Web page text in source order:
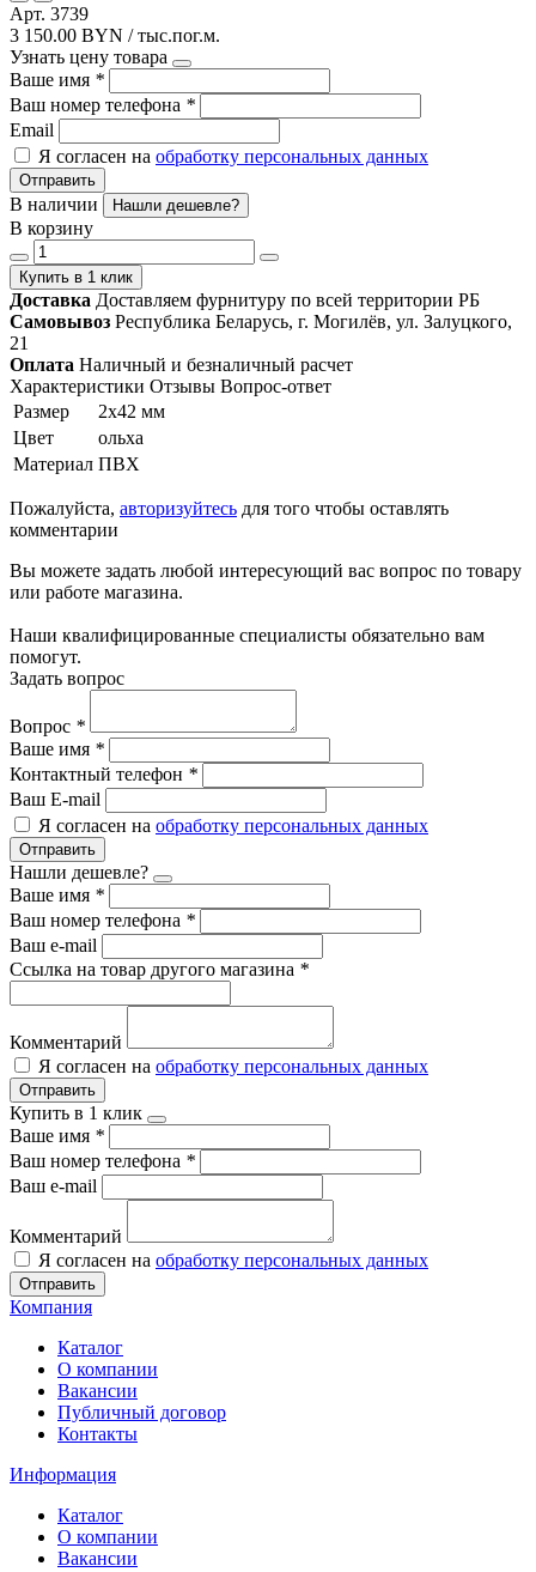
Арт. 3739
3 150.00 BYN / тыс.пог.м.
Узнать цену товара
Ваше имя *
Ваш номер телефона *
Email
Я согласен на обработку персональных данных
Отправить
В наличии Нашли дешевле?
В корзину
Купить в 1 клик
Доставка Доставляем фурнитуру по всей территории РБ
Самовывоз Республика Беларусь, г. Могилёв, ул. Залуцкого,
21
Оплата Наличный и безналичный расчет
Характеристики Отзывы Вопрос-ответ
Размер
2х42 мм
Цвет
ольха
Материал ПВХ
Пожалуйста, авторизуйтесь для того чтобы оставлять
комментарии
Вы можете задать любой интересующий вас вопрос по товару
или работе магазина.
Наши квалифицированные специалисты обязательно вам
помогут.
Задать вопрос
Вопрос *
Ваше имя *
Контактный телефон *
Ваш E-mail
Я согласен на обработку персональных данных
Отправить
Нашли дешевле?
Ваше имя *
Ваш номер телефона *
Ваш e-mail
Ссылка на товар другого магазина *
Комментарий
Я согласен на обработку персональных данных
Отправить
Купить в 1 клик
Ваше имя *
Ваш номер телефона *
Ваш e-mail
Комментарий
Я согласен на обработку персональных данных
Отправить
Компания
Каталог
О компании
Вакансии
Публичный договор
Контакты
Информация
Каталог
О компании
Вакансии